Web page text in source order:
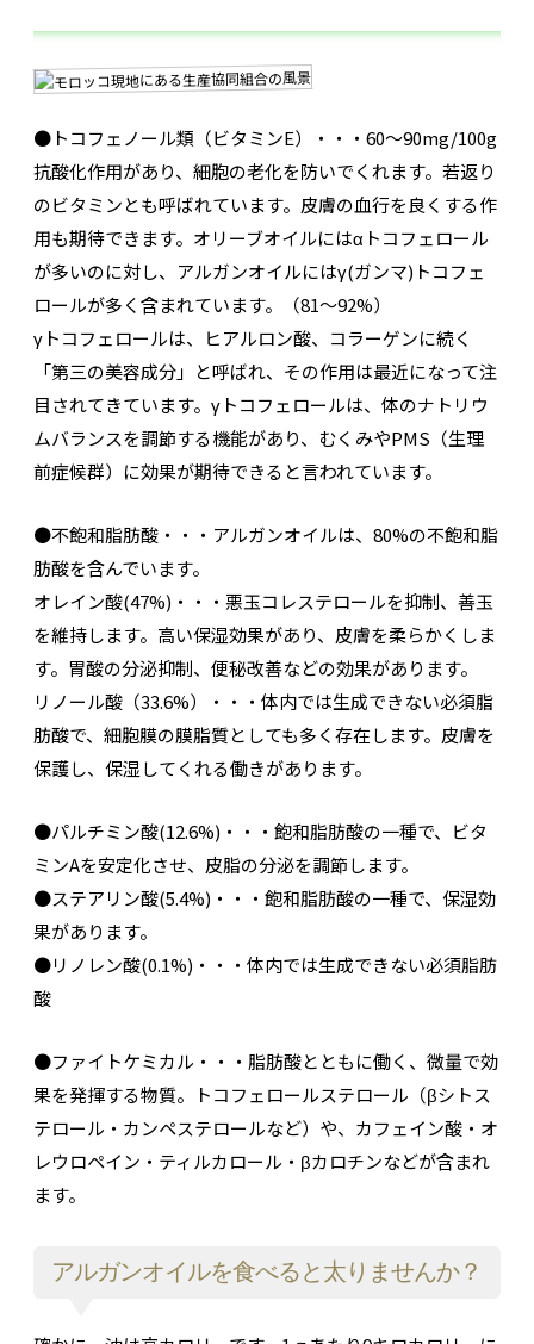
●トコフェノール類（ビタミンE）・・・60～90mg/100g
抗酸化作用があり、細胞の老化を防いでくれます。若返り
のビタミンとも呼ばれています。皮膚の血行を良くする作
用も期待できます。オリーブオイルにはαトコフェロール
が多いのに対し、アルガンオイルにはγ(ガンマ)トコフェ
ロールが多く含まれています。（81～92%）
γトコフェロールは、ヒアルロン酸、コラーゲンに続く
「第三の美容成分」と呼ばれ、その作用は最近になって注
目されてきています。γトコフェロールは、体のナトリウ
ムバランスを調節する機能があり、むくみやPMS（生理
前症候群）に効果が期待できると言われています。
●不飽和脂肪酸・・・アルガンオイルは、80%の不飽和脂
肪酸を含んでいます。
オレイン酸(47%)・・・悪玉コレステロールを抑制、善玉
を維持します。高い保湿効果があり、皮膚を柔らかくしま
す。胃酸の分泌抑制、便秘改善などの効果があります。
リノール酸（33.6%）・・・体内では生成できない必須脂
肪酸で、細胞膜の膜脂質としても多く存在します。皮膚を
保護し、保湿してくれる働きがあります。
●パルチミン酸(12.6%)・・・飽和脂肪酸の一種で、ビタ
ミンAを安定化させ、皮脂の分泌を調節します。
●ステアリン酸(5.4%)・・・飽和脂肪酸の一種で、保湿効
果があります。
●リノレン酸(0.1%)・・・体内では生成できない必須脂肪
酸
●ファイトケミカル・・・脂肪酸とともに働く、微量で効
果を発揮する物質。トコフェロールステロール（βシトス
テロール・カンペステロールなど）や、カフェイン酸・オ
レウロペイン・ティルカロール・βカロチンなどが含まれ
ます。
アルガンオイルを食べると太りませんか？